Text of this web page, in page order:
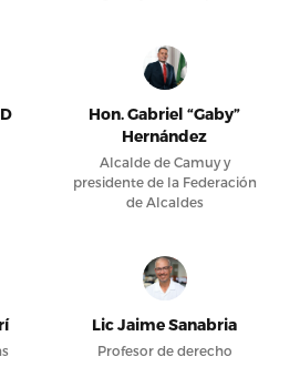
Hon. Gabriel “Gaby”
Hernández
Alcalde de Camuy y
presidente de la Federación
de Alcaldes
Lic Jaime Sanabria
Profesor de derecho